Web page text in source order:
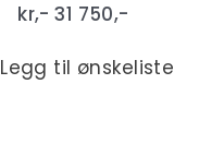
kr,- 31 750,-
Legg til ønskeliste